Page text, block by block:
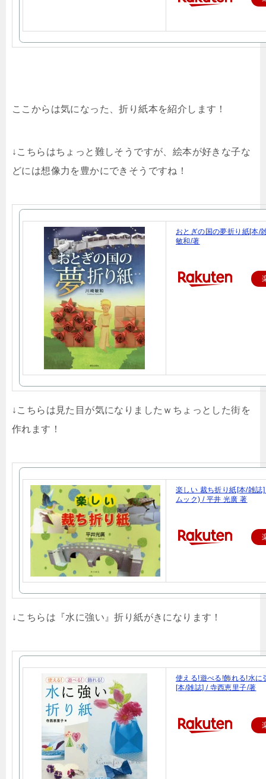
ここからは気になった、折り紙本を紹介します！
↓こちらはちょっと難しそうですが、絵本が好きな子な
どには想像力を豊かにできそうですね！
おとぎの国の夢折り紙[本/
敏和/著
↓こちらは見た目が気になりましたｗちょっとした街を
作れます！
楽しい 裁ち折り紙[本/雑誌
ムック) / 平井 光廣 著
↓こちらは『水に強い』折り紙がきになります！
使える!遊べる!飾れる!水に
[本/雑誌] / 寺西恵里子/著